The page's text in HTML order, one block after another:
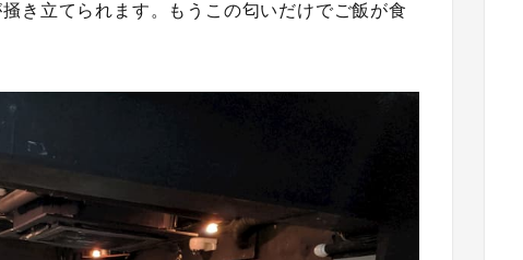
き立てられます。もうこの匂いだけでご飯が食